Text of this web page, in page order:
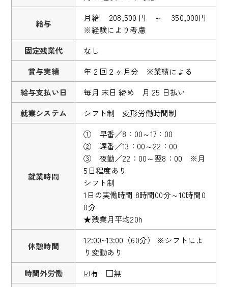
給与
月給 208,500 円 ～ 350,000円
※経験により考慮
固定残業代
なし
賞与実績
年 2 回２ヶ月分 ※業績による
給与支払い日
毎月 末日 締め 月 25 日払い
就業システム
シフト制 変形労働時間制
就業時間
① 早番／8：00～17：00
② 遅番／13：00～22：00
③ 夜勤／22：00～翌8：00 ※月
5日程度あり
シフト制
1日の実働時間 8時間00分～10時間0
0分
★残業月平均20h
休憩時間
12:00~13:00（60分） ※シフトによ
り変動あり
時間外労働
☑有 □無